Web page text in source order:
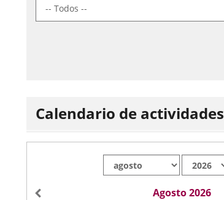
Calendario de actividades
Agosto 2026